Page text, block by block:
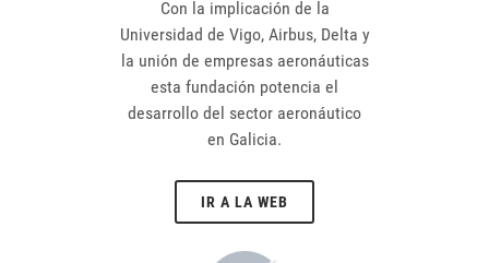
Con la implicación de la
Universidad de Vigo, Airbus, Delta y
la unión de empresas aeronáuticas
esta fundación potencia el
desarrollo del sector aeronáutico
en Galicia.
IR A LA WEB